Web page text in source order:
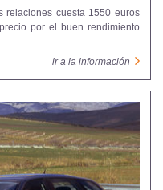
relaciones cuesta 1550 euros
por el buen rendimiento
ir a la información